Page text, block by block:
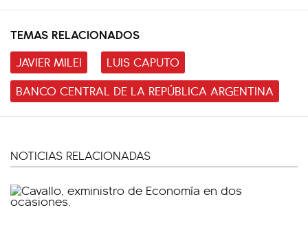
TEMAS RELACIONADOS
JAVIER MILEI
LUIS CAPUTO
BANCO CENTRAL DE LA REPÚBLICA ARGENTINA
NOTICIAS RELACIONADAS